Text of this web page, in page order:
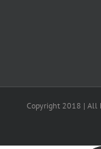
Copyright 2018 | All